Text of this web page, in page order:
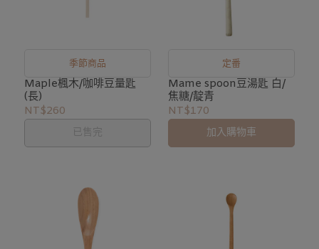
季節商品
Maple楓木/咖啡豆量匙
(長)
NT$260
已售完
定番
Mame spoon豆湯匙 白/
焦糖/靛青
NT$170
加入購物車